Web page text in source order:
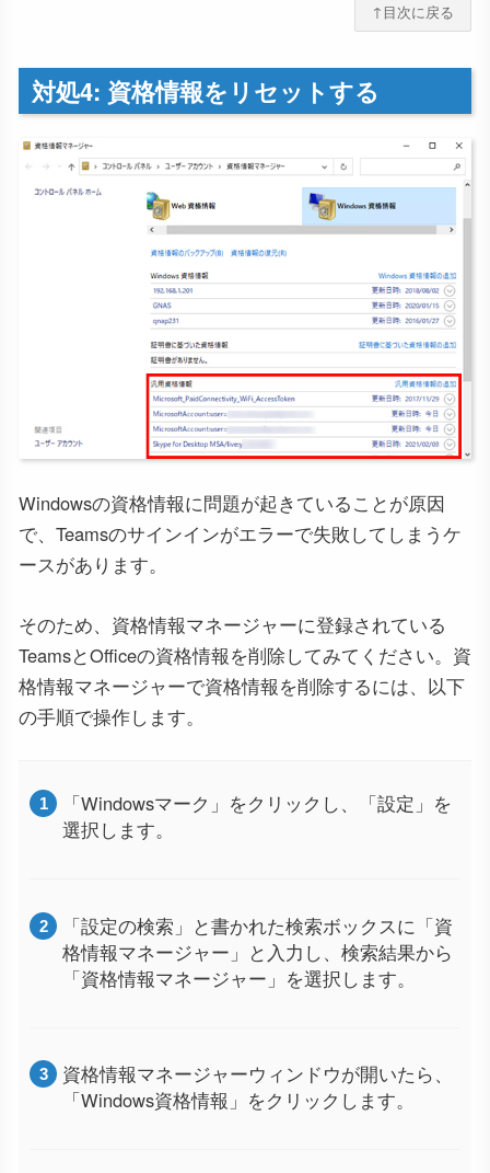
↑目次に戻る
対処4: 資格情報をリセットする
Windowsの資格情報に問題が起きていることが原因
で、Teamsのサインインがエラーで失敗してしまうケ
ースがあります。
そのため、資格情報マネージャーに登録されている
TeamsとOfficeの資格情報を削除してみてください。資
格情報マネージャーで資格情報を削除するには、以下
の手順で操作します。
「Windowsマーク」をクリックし、「設定」を
選択します。
「設定の検索」と書かれた検索ボックスに「資
格情報マネージャー」と入力し、検索結果から
「資格情報マネージャー」を選択します。
資格情報マネージャーウィンドウが開いたら、
「Windows資格情報」をクリックします。